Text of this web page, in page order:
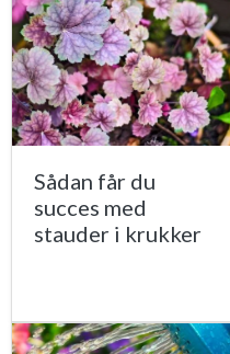
Sådan får du
succes med
stauder i krukker